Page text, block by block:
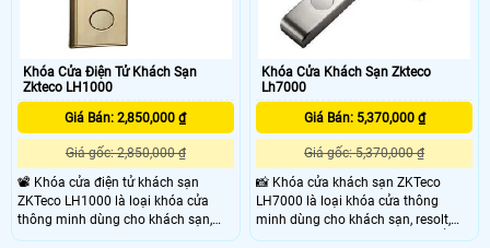
🗓 Với nhiều chức năng thông minh có thể mở cửa từ xa, chống phá khóa và
thiết kế mẫu đẹp chuyên nghiệp, lắp khóa cửa từ là một trong những su hướng
giải pháp an toàn tuyệt đối nhất, với nhiều loại khóa cửa như, khóa cửa văn
phòng, khóa cửa khách sản, khóa cửa cổng mỗi loại đều có những chức năng
cao câp .
Khóa Cửa Điện Tử Khách Sạn
Zkteco LH1000
Giá Bán: 2,850,000 ₫
Giá gốc: 2,850,000 ₫
📽 Khóa cửa điện tử khách sạn
ZKTeco LH1000 là loại khóa cửa
thông minh dùng cho khách sạn,
resolt, khu nghỉ dưỡng… LH1000 có
Khóa Cửa Khách Sạn Zkteco
Lh7000
Giá Bán: 5,370,000 ₫
Giá gốc: 5,370,000 ₫
📸 Khóa cửa khách sạn ZKTeco
LH7000 là loại khóa cửa thông
minh dùng cho khách sạn, resolt,
khu nghỉ dưỡng… LH7000 có kiểu